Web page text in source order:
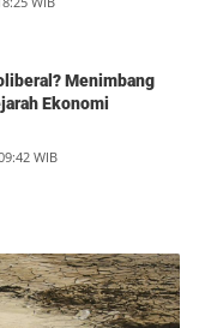
Menimbang
Ekonomi
WIB